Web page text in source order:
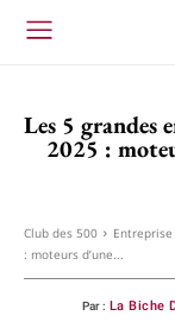
Les 5 grandes
2025 :
Club des 500 Entreprise
: moteurs d’une...
Par : La Biche